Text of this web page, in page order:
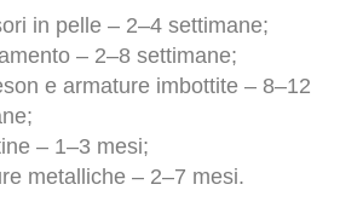
in pelle – 2–4 settimane;
– 2–8 settimane;
e armature imbottite – 8–12
– 1–3 mesi;
metalliche – 2–7 mesi.